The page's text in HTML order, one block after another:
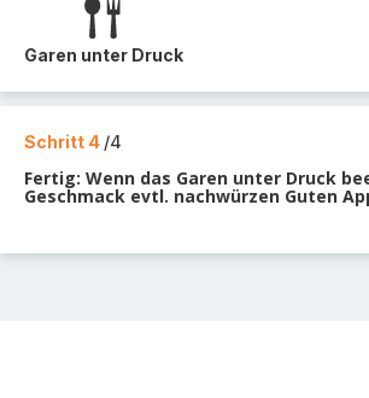
Garen unter Druck
Schritt 4 /4
Fertig: Wenn das Garen unter Druck
Geschmack evtl. nachwürzen Guten